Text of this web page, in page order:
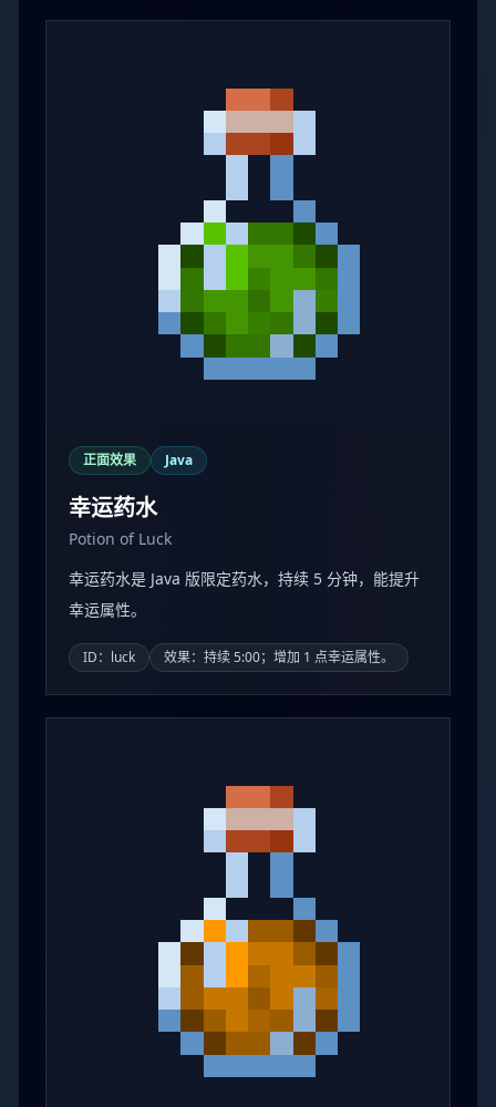
正面效果 Java
幸运药水
Potion of Luck
幸运药水是 Java 版限定药水，持续 5 分钟，能提升
幸运属性。
ID：luck 效果：持续 5:00；增加 1 点幸运属性。